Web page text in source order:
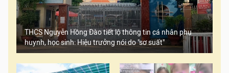
THCS Nguyễn Hồng Đào tiết lộ thông tin cá nhân phụ
huynh, học sinh: Hiệu trưởng nói do "sơ suất"